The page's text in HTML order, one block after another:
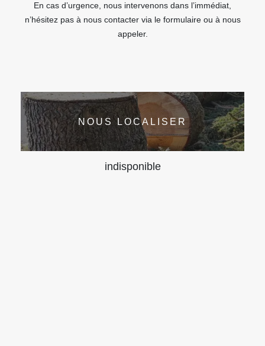
En cas d’urgence, nous intervenons dans l’immédiat,
n’hésitez pas à nous contacter via le formulaire ou à nous
appeler.
NOUS LOCALISER
indisponible